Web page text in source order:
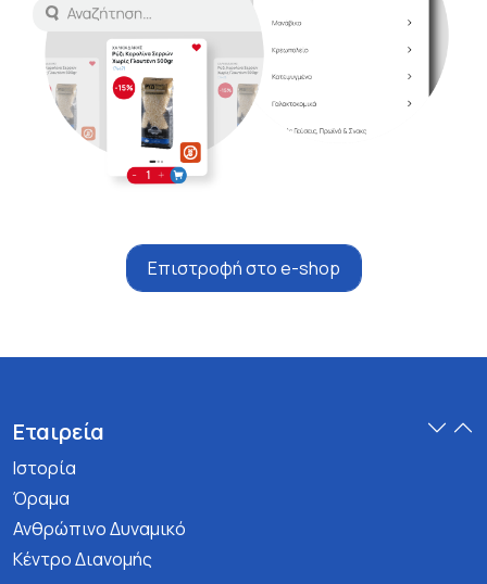
Επιστροφή στο e-shop
Εταιρεία
Ιστορία
Όραμα
Ανθρώπινο Δυναμικό
Κέντρο Διανομής